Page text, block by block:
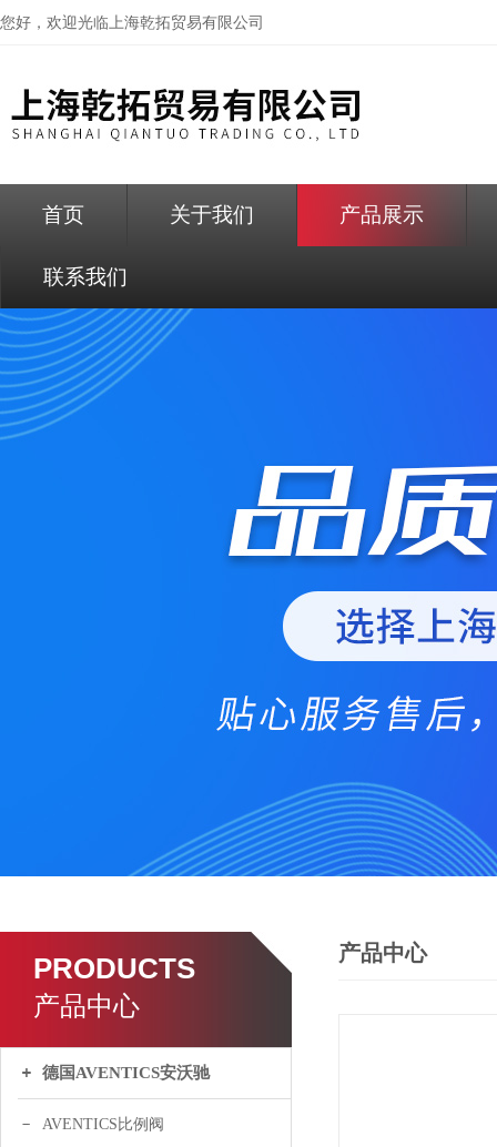
您好，欢迎光临上海乾拓贸易有限公司
首页 关于我们 产品展示
联系我们
PRODUCTS
产品中心
德国AVENTICS安沃驰
AVENTICS比例阀
产品中心